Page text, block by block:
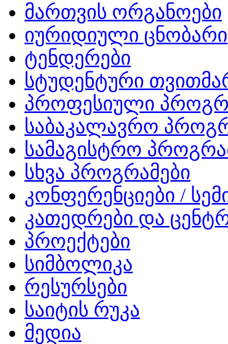
მართვის ორგანოები
იურიდიული ცნობარი
ტენდერები
სტუდენტური
პროფესიული
საბაკალავრო
სამაგისტრო
სხვა პროგრამები
კონფერენციები /
კათედრები და
პროექტები
სიმბოლიკა
რესურსები
საიტის რუკა
მედია